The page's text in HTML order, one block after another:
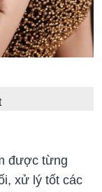
được từng
xử lý tốt các